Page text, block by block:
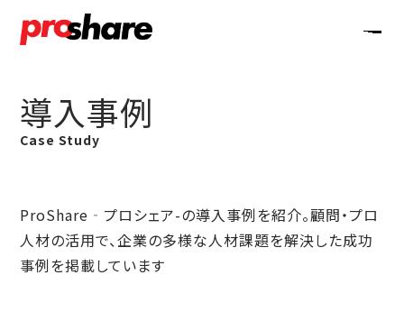
導入事例
Case Study
ProShare‐プロシェア-の導入事例を紹介。顧問・プロ
人材の活用で、企業の多様な人材課題を解決した成功
事例を掲載しています